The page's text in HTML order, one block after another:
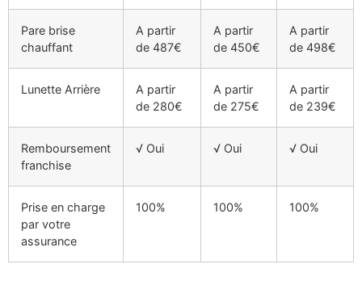
Pare brise
chauffant
A partir
de 487€
A partir
de 450€
A partir
de 498€
Lunette Arrière
A partir
de 280€
A partir
de 275€
A partir
de 239€
Remboursement
franchise
√ Oui √ Oui √ Oui
Prise en charge
par votre
assurance
100% 100% 100%